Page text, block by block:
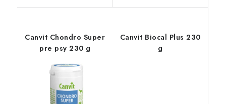
Canvit Chondro Super
pre psy 230 g
Canvit Biocal Plus 230
g